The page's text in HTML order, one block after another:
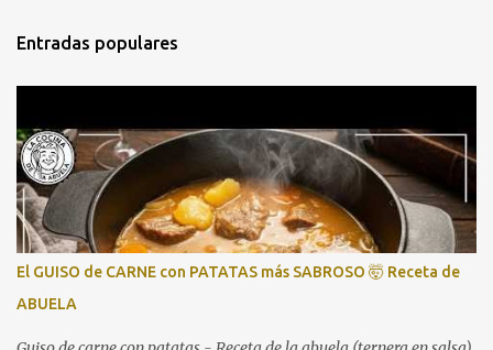
Entradas populares
El GUISO de CARNE con PATATAS más SABROSO 🤯 Receta de
ABUELA